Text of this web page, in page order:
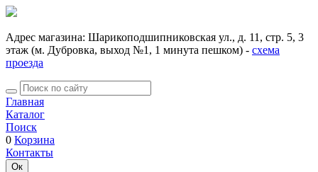
Адрес магазина: Шарикоподшипниковская ул., д. 11, стр. 5, 3
этаж (м. Дубровка, выход №1, 1 минута пешком) - схема
проезда
Главная
Каталог
Поиск
0 Корзина
Контакты
Ок